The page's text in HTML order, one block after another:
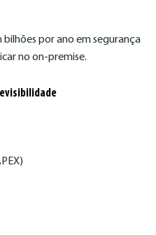
por ano em segurança
no on-premise.